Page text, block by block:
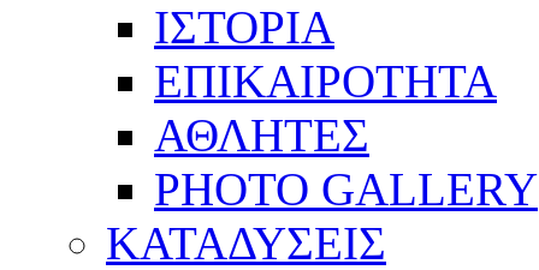
ΙΣΤΟΡΙΑ
ΕΠΙΚΑΙΡΟΤΗΤΑ
ΑΘΛΗΤΕΣ
PHOTO GALLERY
ΚΑΤΑΔΥΣΕΙΣ